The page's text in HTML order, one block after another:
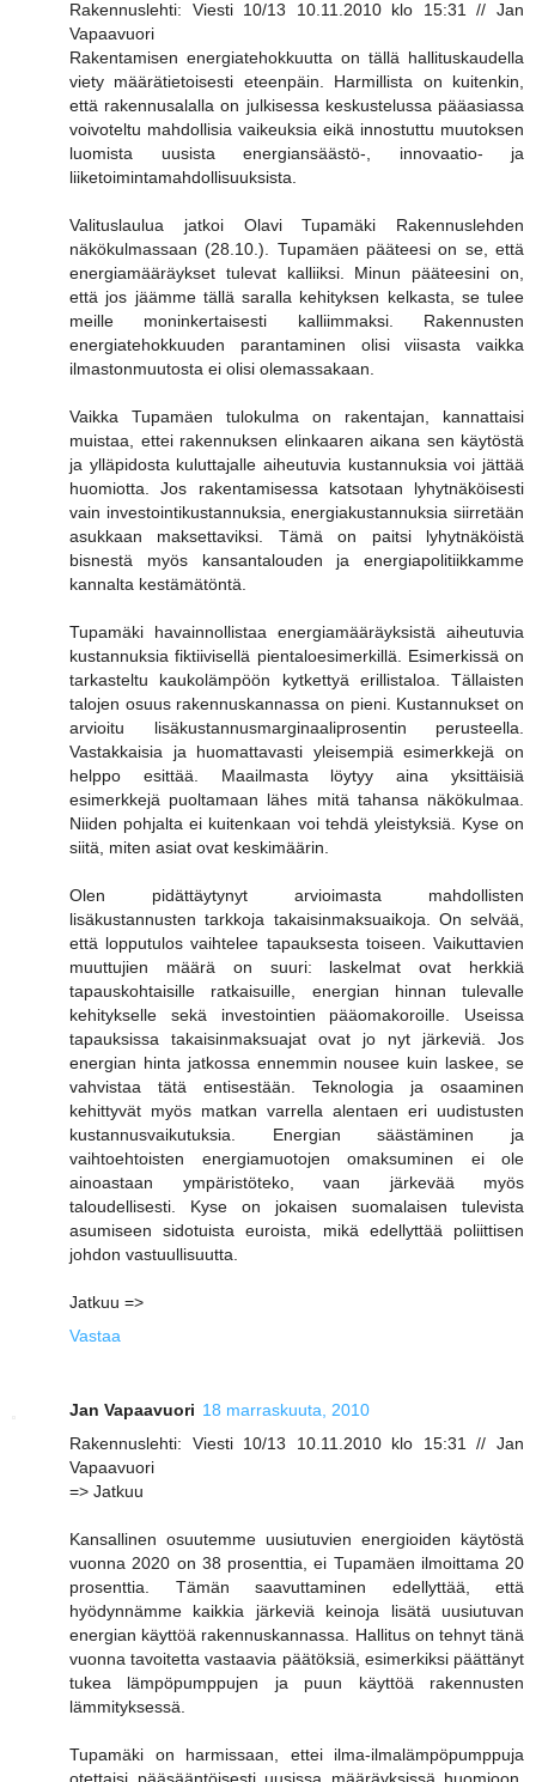
Rakennuslehti: Viesti 10/13 10.11.2010 klo 15:31 // Jan
Vapaavuori
Rakentamisen energiatehokkuutta on tällä hallituskaudella
viety määrätietoisesti eteenpäin. Harmillista on kuitenkin,
että rakennusalalla on julkisessa keskustelussa pääasiassa
voivoteltu mahdollisia vaikeuksia eikä innostuttu muutoksen
luomista uusista energiansäästö-, innovaatio- ja
liiketoimintamahdollisuuksista.
Valituslaulua jatkoi Olavi Tupamäki Rakennuslehden
näkökulmassaan (28.10.). Tupamäen pääteesi on se, että
energiamääräykset tulevat kalliiksi. Minun pääteesini on,
että jos jäämme tällä saralla kehityksen kelkasta, se tulee
meille moninkertaisesti kalliimmaksi. Rakennusten
energiatehokkuuden parantaminen olisi viisasta vaikka
ilmastonmuutosta ei olisi olemassakaan.
Vaikka Tupamäen tulokulma on rakentajan, kannattaisi
muistaa, ettei rakennuksen elinkaaren aikana sen käytöstä
ja ylläpidosta kuluttajalle aiheutuvia kustannuksia voi jättää
huomiotta. Jos rakentamisessa katsotaan lyhytnäköisesti
vain investointikustannuksia, energiakustannuksia siirretään
asukkaan maksettaviksi. Tämä on paitsi lyhytnäköistä
bisnestä myös kansantalouden ja energiapolitiikkamme
kannalta kestämätöntä.
Tupamäki havainnollistaa energiamääräyksistä aiheutuvia
kustannuksia fiktiivisellä pientaloesimerkillä. Esimerkissä on
tarkasteltu kaukolämpöön kytkettyä erillistaloa. Tällaisten
talojen osuus rakennuskannassa on pieni. Kustannukset on
arvioitu lisäkustannusmarginaaliprosentin perusteella.
Vastakkaisia ja huomattavasti yleisempiä esimerkkejä on
helppo esittää. Maailmasta löytyy aina yksittäisiä
esimerkkejä puoltamaan lähes mitä tahansa näkökulmaa.
Niiden pohjalta ei kuitenkaan voi tehdä yleistyksiä. Kyse on
siitä, miten asiat ovat keskimäärin.
Olen pidättäytynyt arvioimasta mahdollisten
lisäkustannusten tarkkoja takaisinmaksuaikoja. On selvää,
että lopputulos vaihtelee tapauksesta toiseen. Vaikuttavien
muuttujien määrä on suuri: laskelmat ovat herkkiä
tapauskohtaisille ratkaisuille, energian hinnan tulevalle
kehitykselle sekä investointien pääomakoroille. Useissa
tapauksissa takaisinmaksuajat ovat jo nyt järkeviä. Jos
energian hinta jatkossa ennemmin nousee kuin laskee, se
vahvistaa tätä entisestään. Teknologia ja osaaminen
kehittyvät myös matkan varrella alentaen eri uudistusten
kustannusvaikutuksia. Energian säästäminen ja
vaihtoehtoisten energiamuotojen omaksuminen ei ole
ainoastaan ympäristöteko, vaan järkevää myös
taloudellisesti. Kyse on jokaisen suomalaisen tulevista
asumiseen sidotuista euroista, mikä edellyttää poliittisen
johdon vastuullisuutta.
Jatkuu =>
Vastaa
Jan Vapaavuori 18 marraskuuta, 2010
Rakennuslehti: Viesti 10/13 10.11.2010 klo 15:31 // Jan
Vapaavuori
=> Jatkuu
Kansallinen osuutemme uusiutuvien energioiden käytöstä
vuonna 2020 on 38 prosenttia, ei Tupamäen ilmoittama 20
prosenttia. Tämän saavuttaminen edellyttää, että
hyödynnämme kaikkia järkeviä keinoja lisätä uusiutuvan
energian käyttöä rakennuskannassa. Hallitus on tehnyt tänä
vuonna tavoitetta vastaavia päätöksiä, esimerkiksi päättänyt
tukea lämpöpumppujen ja puun käyttöä rakennusten
lämmityksessä.
Tupamäki on harmissaan, ettei ilma-ilmalämpöpumppuja